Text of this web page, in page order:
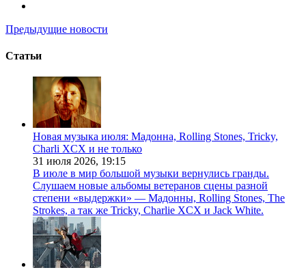
Предыдущие новости
Статьи
Новая музыка июля: Мадонна, Rolling Stones, Tricky,
Charli XCX и не только
31 июля 2026, 19:15
В июле в мир большой музыки вернулись гранды.
Слушаем новые альбомы ветеранов сцены разной
степени «выдержки» — Мадонны, Rolling Stones, The
Strokes, а так же Tricky, Charlie XCX и Jack White.